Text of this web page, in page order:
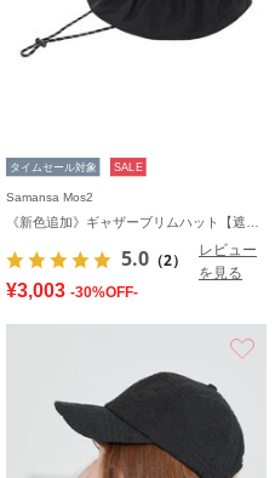
タイムセール対象 SALE
Samansa Mos2
5.0 （2）
レビュー
を見る
¥3,003 -30%OFF-